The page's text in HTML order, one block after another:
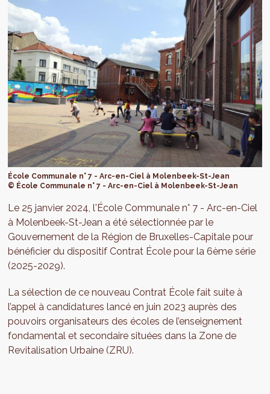
École Communale n° 7 - Arc-en-Ciel à Molenbeek-St-Jean
© École Communale n° 7 - Arc-en-Ciel à Molenbeek-St-Jean
Le 25 janvier 2024, l'École Communale n° 7 - Arc-en-Ciel
à Molenbeek-St-Jean a été sélectionnée par le
Gouvernement de la Région de Bruxelles-Capitale pour
bénéficier du dispositif Contrat École pour la 6ème série
(2025-2029).
La sélection de ce nouveau Contrat École fait suite à
l’appel à candidatures lancé en juin 2023 auprès des
pouvoirs organisateurs des écoles de l’enseignement
fondamental et secondaire situées dans la Zone de
Revitalisation Urbaine (ZRU).